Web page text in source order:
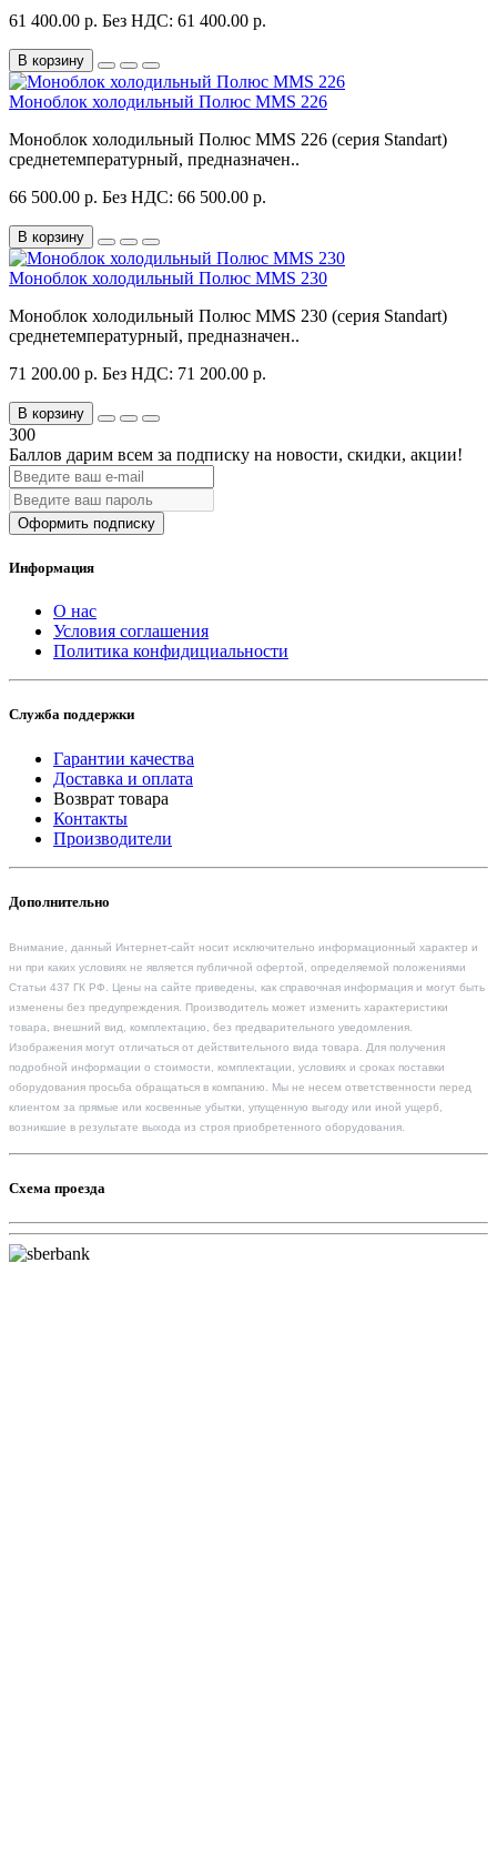
61 400.00 р. Без НДС: 61 400.00 р.
В корзину
Моноблок холодильный Полюс MMS 226
Моноблок холодильный Полюс MMS 226 (серия Standart)
среднетемпературный, предназначен..
66 500.00 р. Без НДС: 66 500.00 р.
В корзину
Моноблок холодильный Полюс MMS 230
Моноблок холодильный Полюс MMS 230 (серия Standart)
среднетемпературный, предназначен..
71 200.00 р. Без НДС: 71 200.00 р.
В корзину
300
Баллов дарим всем за подписку на новости, скидки, акции!
Оформить подписку
Информация
О нас
Условия соглашения
Политика конфидициальности
Служба поддержки
Гарантии качества
Доставка и оплата
Возврат товара
Контакты
Производители
Дополнительно
Внимание, данный Интернет-сайт носит исключительно информационный характер и
ни при каких условиях не является публичной офертой, определяемой положениями
Статьи 437 ГК РФ. Цены на сайте приведены, как справочная информация и могут быть
изменены без предупреждения. Производитель может изменить характеристики
товара, внешний вид, комплектацию, без предварительного уведомления.
Изображения могут отличаться от действительного вида товара. Для получения
подробной информации о стоимости, комплектации, условиях и сроках поставки
оборудования просьба обращаться в компанию. Мы не несем ответственности перед
клиентом за прямые или косвенные убытки, упущенную выгоду или иной ущерб,
возникшие в результате выхода из строя приобретенного оборудования.
Схема проезда